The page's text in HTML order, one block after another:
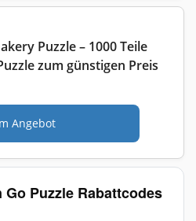
Puzzle – 1000 Teile
zum günstigen Preis
Angebot
Puzzle Rabattcodes